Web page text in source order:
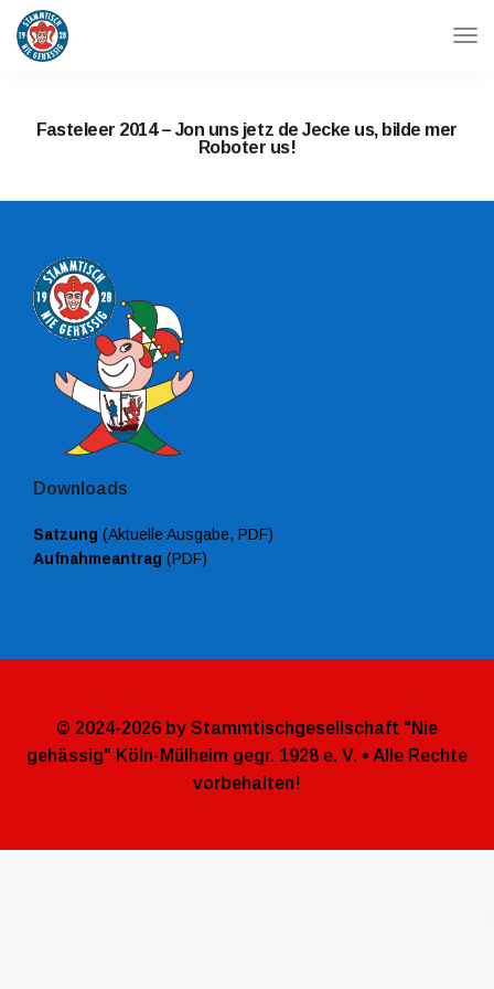
Fasteleer 2014 – Jon uns jetz de Jecke us, bilde mer
Roboter us!
Downloads
Satzung (Aktuelle Ausgabe, PDF)
Aufnahmeantrag (PDF)
© 2024-2026 by Stammtischgesellschaft "Nie
gehässig" Köln-Mülheim gegr. 1928 e. V. • Alle Rechte
vorbehalten!